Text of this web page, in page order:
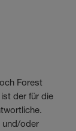
Forest
der für die
und/oder